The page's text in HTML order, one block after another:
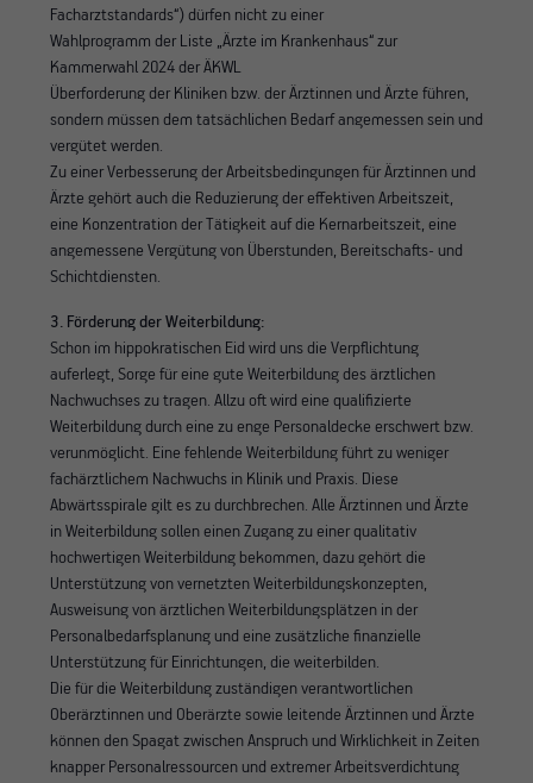
Facharztstandards“) dürfen nicht zu einer
Wahlprogramm der Liste „Ärzte im Krankenhaus“ zur
Kammerwahl 2024 der ÄKWL
Überforderung der Kliniken bzw. der Ärztinnen und Ärzte führen,
sondern müssen dem tatsächlichen Bedarf angemessen sein und
vergütet werden.
Zu einer Verbesserung der Arbeitsbedingungen für Ärztinnen und
Ärzte gehört auch die Reduzierung der effektiven Arbeitszeit,
eine Konzentration der Tätigkeit auf die Kernarbeitszeit, eine
angemessene Vergütung von Überstunden, Bereitschafts- und
Schichtdiensten.
3. Förderung der Weiterbildung:
Schon im hippokratischen Eid wird uns die Verpflichtung
auferlegt, Sorge für eine gute Weiterbildung des ärztlichen
Nachwuchses zu tragen. Allzu oft wird eine qualifizierte
Weiterbildung durch eine zu enge Personaldecke erschwert bzw.
verunmöglicht. Eine fehlende Weiterbildung führt zu weniger
fachärztlichem Nachwuchs in Klinik und Praxis. Diese
Abwärtsspirale gilt es zu durchbrechen. Alle Ärztinnen und Ärzte
in Weiterbildung sollen einen Zugang zu einer qualitativ
hochwertigen Weiterbildung bekommen, dazu gehört die
Unterstützung von vernetzten Weiterbildungskonzepten,
Ausweisung von ärztlichen Weiterbildungsplätzen in der
Personalbedarfsplanung und eine zusätzliche finanzielle
Unterstützung für Einrichtungen, die weiterbilden.
Die für die Weiterbildung zuständigen verantwortlichen
Oberärztinnen und Oberärzte sowie leitende Ärztinnen und Ärzte
können den Spagat zwischen Anspruch und Wirklichkeit in Zeiten
knapper Personalressourcen und extremer Arbeitsverdichtung